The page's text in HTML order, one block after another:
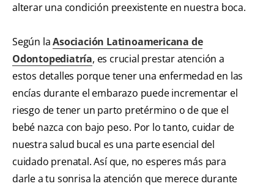
alterar una condición preexistente en nuestra boca.
Según laAsociación Latinoamericana de
Odontopediatría, es crucial prestar atención a
estos detalles porque tener una enfermedad en las
encías durante el embarazo puede incrementar el
riesgo de tener un parto pretérmino o de que el
bebé nazca con bajo peso. Por lo tanto, cuidar de
nuestra salud bucal es una parte esencial del
cuidado prenatal. Así que, no esperes más para
darle a tu sonrisa la atención que merece durante